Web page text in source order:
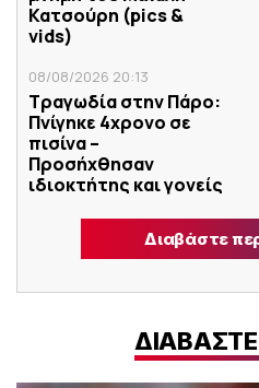
Κατσούρη (pics &
vids)
08/08/2026 20:13
Τραγωδία στην Πάρο:
Πνίγηκε 4χρονο σε
πισίνα –
Προσήχθησαν
ιδιοκτήτης και γονείς
Διαβάστε